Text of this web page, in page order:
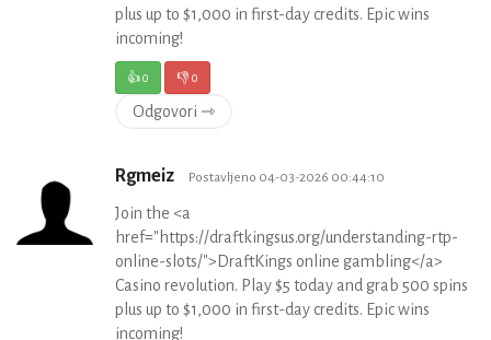
plus up to $1,000 in first-day credits. Epic wins
incoming!
👍0 👎0
Odgovori ⇾
Rgmeiz Postavljeno 04-03-2026 00:44:10
Join the <a
href="https://draftkingsus.org/understanding-rtp-
online-slots/">DraftKings online gambling</a>
Casino revolution. Play $5 today and grab 500 spins
plus up to $1,000 in first-day credits. Epic wins
incoming!